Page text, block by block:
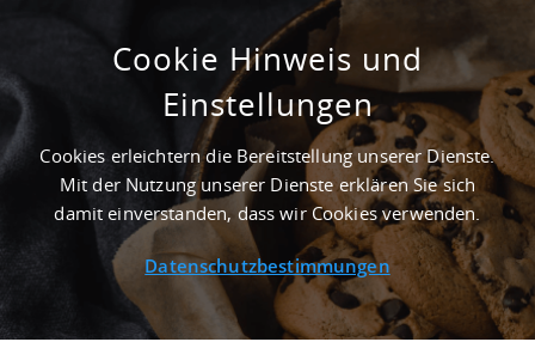
GEPFLEGT - 1.000 M² LAGERHALLE IN
NEUKIRCHEN VORM WALD NAHE
GÜTERVERKEHRSZENTRUM BAYERNHAFEN
PASSAU - LANDKREIS PASSAU
Immobiliensuche / Detailansicht
Cookie Hinweis und
Einstellungen
Cookies erleichtern die Bereitstellung unserer Dienste.
Mit der Nutzung unserer Dienste erklären Sie sich
damit einverstanden, dass wir Cookies verwenden.
Datenschutzbestimmungen